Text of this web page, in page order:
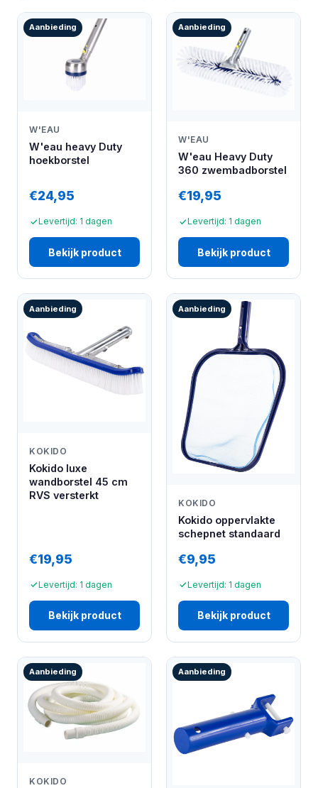
Aanbieding
W'EAU
W'eau heavy Duty
hoekborstel
€24,95
Levertijd: 1 dagen
Bekijk product
Aanbieding
W'EAU
W'eau Heavy Duty
360 zwembadborstel
€19,95
Levertijd: 1 dagen
Bekijk product
Aanbieding
KOKIDO
Kokido luxe
wandborstel 45 cm
RVS versterkt
€19,95
Levertijd: 1 dagen
Bekijk product
Aanbieding
KOKIDO
Kokido oppervlakte
schepnet standaard
€9,95
Levertijd: 1 dagen
Bekijk product
Aanbieding
KOKIDO
Aanbieding